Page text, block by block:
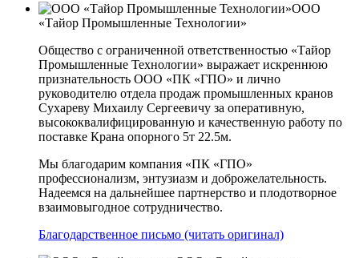
ООО
«Тайор Промышленные Технологии»
Общество с ограниченной ответственностью «Тайор
Промышленные Технологии» выражает искреннюю
признательность ООО «ПК «ГПО» и лично
руководителю отдела продаж промышленных кранов
Сухареву Михаилу Сергеевичу за оперативную,
высококвалифицированную и качественную работу по
поставке Крана опорного 5т 22.5м.
Мы благодарим компания «ПК «ГПО»
профессионализм, энтузиазм и доброжелательность.
Надеемся на дальнейшее партнерство и плодотворное
взаимовыгодное сотрудничество.
Благодарственное письмо (читать оригинал)